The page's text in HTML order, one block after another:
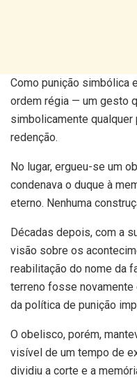
Como punição simbólica
ordem régia — um gesto
simbolicamente
redenção.
No lugar, ergueu-se um
condenava o duque à
eterno. Nenhuma
Décadas depois, com a
visão sobre os
reabilitação do nome da
terreno fosse
da política de punição
O obelisco, porém,
visível de um tempo de
dividiu a corte e a